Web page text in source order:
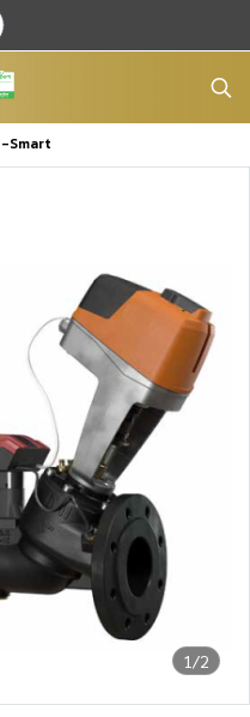
Smart
1/2